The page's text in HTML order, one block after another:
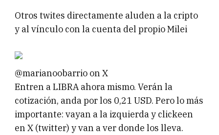
Otros twites directamente aluden a la cripto
y al vínculo con la cuenta del propio Milei
@marianoobarrio on X
Entren a LIBRA ahora mismo. Verán la
cotización, anda por los 0,21 USD. Pero lo más
importante: vayan a la izquierda y clickeen
en X (twitter) y van a ver donde los lleva.